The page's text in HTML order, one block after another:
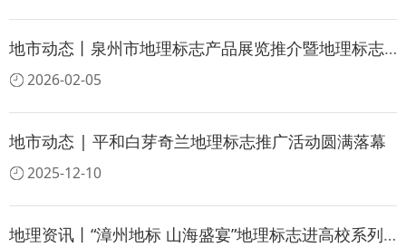
地市动态丨泉州市地理标志产品展览推介暨地理标志行政保护典型案例（第一批）经验交流活动成功举办
2026-02-05
地市动态 | 平和白芽奇兰地理标志推广活动圆满落幕
2025-12-10
地理资讯丨“漳州地标 山海盛宴”地理标志进高校系列活动（漳州卫生职业学院站）成功举办